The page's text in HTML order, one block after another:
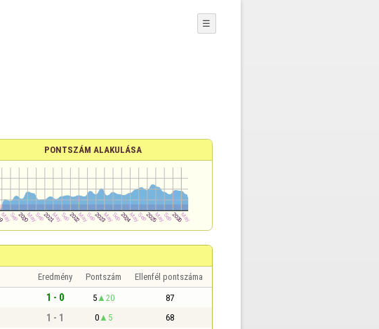
☰
PONTSZÁM ALAKULÁSA
Eredmény Pontszám Ellenfél pontszáma
1 - 0 5 20 87
1 - 1 0 5 68